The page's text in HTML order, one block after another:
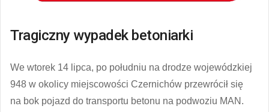
Tragiczny wypadek betoniarki
We wtorek 14 lipca, po południu na drodze wojewódzkiej
948 w okolicy miejscowości Czernichów przewrócił się
na bok pojazd do transportu betonu na podwoziu MAN.